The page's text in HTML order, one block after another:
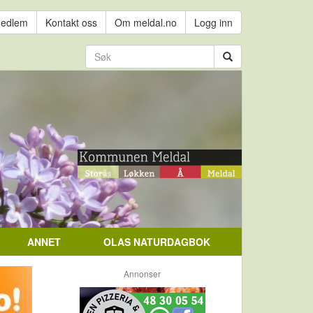
Kontakt oss Om meldal.no Logg inn
ANNET OLAS NATURDAGBOK
Annonser